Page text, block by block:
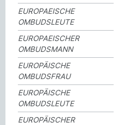
EUROPAEISCHE
OMBUDSLEUTE
EUROPAEISCHER
OMBUDSMANN
EUROPÄISCHE
OMBUDSFRAU
EUROPÄISCHE
OMBUDSLEUTE
EUROPÄISCHER